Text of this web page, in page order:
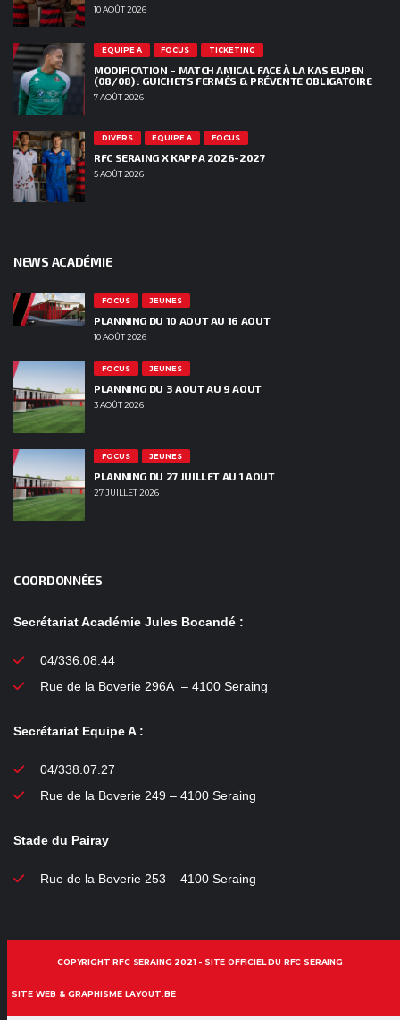
10 AOÛT 2026
EQUIPE A FOCUS TICKETING
MODIFICATION – MATCH AMICAL FACE À LA KAS EUPEN
(08/08) : GUICHETS FERMÉS & PRÉVENTE OBLIGATOIRE
7 AOÛT 2026
DIVERS EQUIPE A FOCUS
RFC SERAING X KAPPA 2026-2027
5 AOÛT 2026
NEWS ACADÉMIE
FOCUS JEUNES
PLANNING DU 10 AOUT AU 16 AOUT
10 AOÛT 2026
FOCUS JEUNES
PLANNING DU 3 AOUT AU 9 AOUT
3 AOÛT 2026
FOCUS JEUNES
PLANNING DU 27 JUILLET AU 1 AOUT
27 JUILLET 2026
COORDONNÉES
Secrétariat Académie Jules Bocandé :
04/336.08.44
Rue de la Boverie 296A – 4100 Seraing
Secrétariat Equipe A :
04/338.07.27
Rue de la Boverie 249 – 4100 Seraing
Stade du Pairay
Rue de la Boverie 253 – 4100 Seraing
COPYRIGHT RFC SERAING 2021 - SITE OFFICIEL DU RFC SERAING
SITE WEB & GRAPHISME LAYOUT.BE